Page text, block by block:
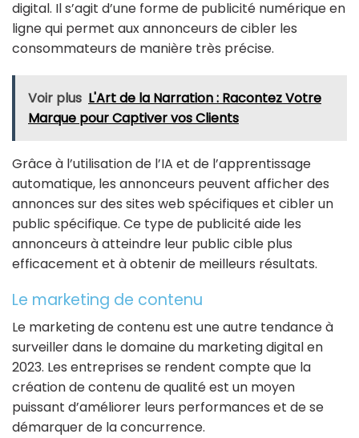
digital. Il s’agit d’une forme de publicité numérique en
ligne qui permet aux annonceurs de cibler les
consommateurs de manière très précise.
Voir plus L'Art de la Narration : Racontez Votre
Marque pour Captiver vos Clients
Grâce à l’utilisation de l’IA et de l’apprentissage
automatique, les annonceurs peuvent afficher des
annonces sur des sites web spécifiques et cibler un
public spécifique. Ce type de publicité aide les
annonceurs à atteindre leur public cible plus
efficacement et à obtenir de meilleurs résultats.
Le marketing de contenu
Le marketing de contenu est une autre tendance à
surveiller dans le domaine du marketing digital en
2023. Les entreprises se rendent compte que la
création de contenu de qualité est un moyen
puissant d’améliorer leurs performances et de se
démarquer de la concurrence.